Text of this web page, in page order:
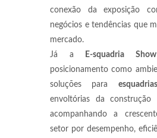
conexão da exposição
negócios e tendências que
mercado.
Já a E-squadria Show
posicionamento como
soluções para esquadrias
envoltórias da construção
acompanhando a
setor por desempenho,